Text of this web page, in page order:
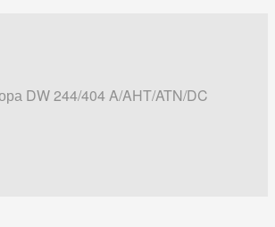
DW 244/404 A/AHT/ATN/DC